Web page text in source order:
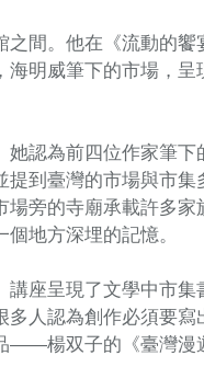
間。他在《流動的饗
明威筆下的市場，呈
認為前四位作家筆下
到臺灣的市場與市集
旁的寺廟承載許多家
地方深埋的記憶。
座呈現了文學中市集
人認為創作必須要寫
——楊双子的《臺灣漫